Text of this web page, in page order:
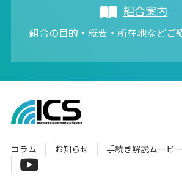
組合案内
組合の目的・概要・所在地などご
コラム お知らせ 手続き解説ムービー